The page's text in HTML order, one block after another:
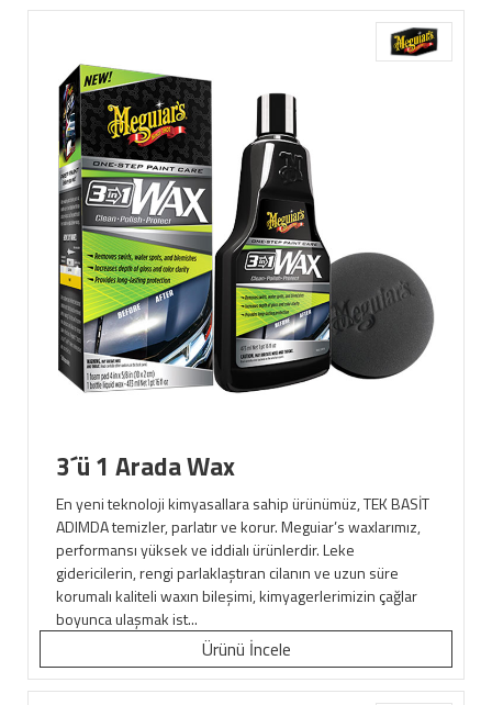
3´ü 1 Arada Wax
En yeni teknoloji kimyasallara sahip ürünümüz, TEK BASİT
ADIMDA temizler, parlatır ve korur. Meguiar’s waxlarımız,
performansı yüksek ve iddialı ürünlerdir. Leke
gidericilerin, rengi parlaklaştıran cilanın ve uzun süre
korumalı kaliteli waxın bileşimi, kimyagerlerimizin çağlar
boyunca ulaşmak ist...
Ürünü İncele